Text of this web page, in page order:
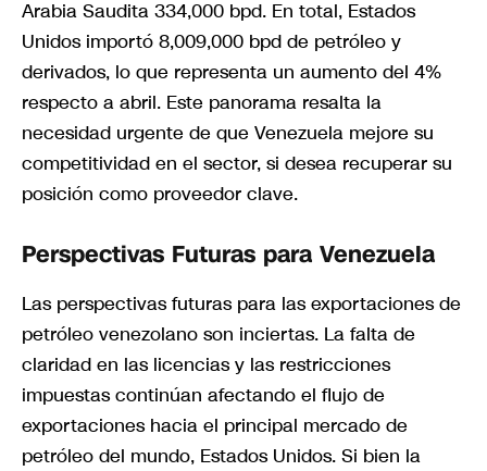
Arabia Saudita 334,000 bpd. En total, Estados
Unidos importó 8,009,000 bpd de petróleo y
derivados, lo que representa un aumento del 4%
respecto a abril. Este panorama resalta la
necesidad urgente de que Venezuela mejore su
competitividad en el sector, si desea recuperar su
posición como proveedor clave.
Perspectivas Futuras para Venezuela
Las perspectivas futuras para las exportaciones de
petróleo venezolano son inciertas. La falta de
claridad en las licencias y las restricciones
impuestas continúan afectando el flujo de
exportaciones hacia el principal mercado de
petróleo del mundo, Estados Unidos. Si bien la